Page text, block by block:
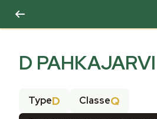
D PAHKAJARVI
TypeD ClasseQ